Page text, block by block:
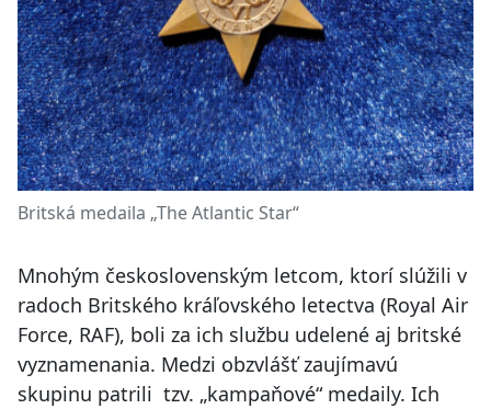
Britská medaila „The Atlantic Star“
Mnohým československým letcom, ktorí slúžili v
radoch Britského kráľovského letectva (Royal Air
Force, RAF), boli za ich službu udelené aj britské
vyznamenania. Medzi obzvlášť zaujímavú
skupinu patrili tzv. „kampaňové“ medaily. Ich